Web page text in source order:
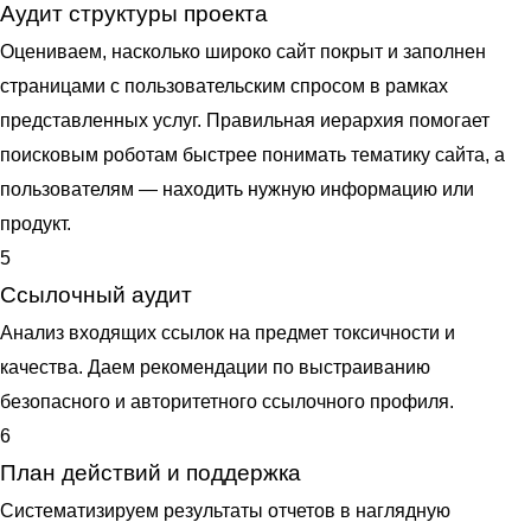
Аудит структуры проекта
Оцениваем, насколько широко сайт покрыт и заполнен
страницами с пользовательским спросом в рамках
представленных услуг. Правильная иерархия помогает
поисковым роботам быстрее понимать тематику сайта, а
пользователям — находить нужную информацию или
продукт.
5
Ссылочный аудит
Анализ входящих ссылок на предмет токсичности и
качества. Даем рекомендации по выстраиванию
безопасного и авторитетного ссылочного профиля.
6
План действий и поддержка
Систематизируем результаты отчетов в наглядную